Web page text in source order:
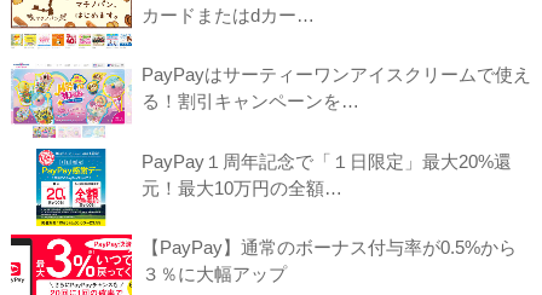
カードまたはdカー…
PayPayはサーティーワンアイスクリームで使え
る！割引キャンペーンを…
PayPay１周年記念で「１日限定」最大20%還
元！最大10万円の全額…
【PayPay】通常のボーナス付与率が0.5%から
３％に大幅アップ